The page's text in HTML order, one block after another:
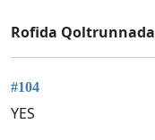
Rofida Qoltrunnada
#104
YES